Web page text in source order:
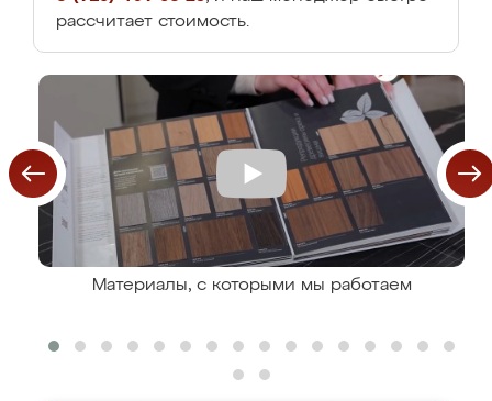
рассчитает стоимость.
Материалы, с которыми мы работаем